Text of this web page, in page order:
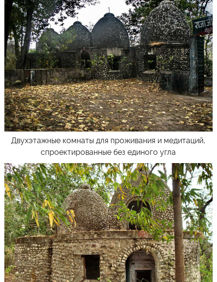
Двухэтажные комнаты для проживания и медитаций,
спроектированные без единого угла